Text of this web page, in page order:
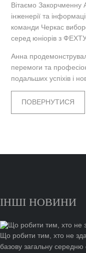
Вітаємо Закорчменну
інженерії та
команди Черкас
серед юніорів з
Анна
перемоги та
подальших успіхів і
ПОВЕРНУТИСЯ
ІНШІ НОВИНИ
Що робити тим, хто не
базову загальну середню